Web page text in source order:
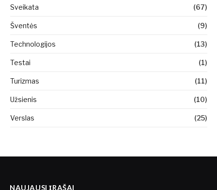
Sveikata (67)
Šventės (9)
Technologijos (13)
Testai (1)
Turizmas (11)
Užsienis (10)
Verslas (25)
NAUJAUSI ĮRAŠAI